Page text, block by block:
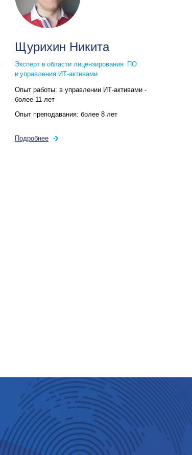
Щурихин Никита
Эксперт в области лицензирования ПО
и управления ИТ-активами
Опыт работы: в управлении ИТ-активами -
более 11 лет
Опыт преподавания: более 8 лет
Подробнее